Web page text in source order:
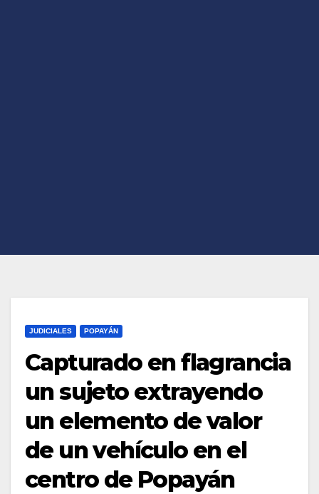
JUDICIALES POPAYÁN
Capturado en flagrancia
un sujeto extrayendo
un elemento de valor
de un vehículo en el
centro de Popayán